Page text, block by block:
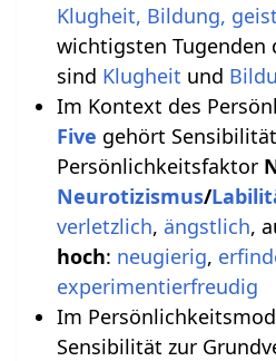
Klugheit, Bildung,
wichtigsten Tugenden
sind Klugheit und
Im Kontext des
Five gehört
Persönlichkeitsfaktor
Neurotizismus/
verletzlich, ängstlich,
hoch: neugierig,
experimentierfreudig
Im
Sensibilität zur